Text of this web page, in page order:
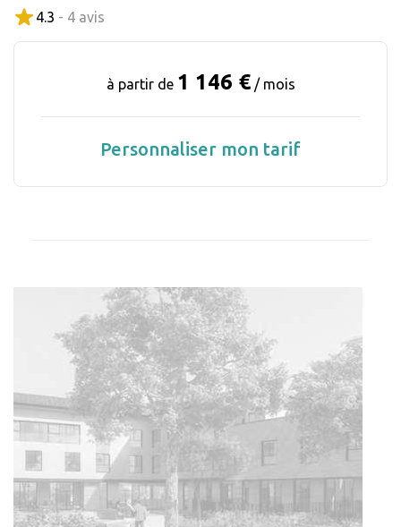
4.3 - 4 avis
à partir de 1 146 € / mois
Personnaliser mon tarif